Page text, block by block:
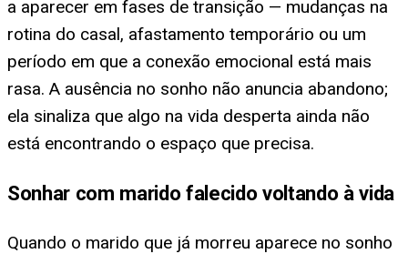
a aparecer em fases de transição — mudanças na
rotina do casal, afastamento temporário ou um
período em que a conexão emocional está mais
rasa. A ausência no sonho não anuncia abandono;
ela sinaliza que algo na vida desperta ainda não
está encontrando o espaço que precisa.
Sonhar com marido falecido voltando à vida
Quando o marido que já morreu aparece no sonho